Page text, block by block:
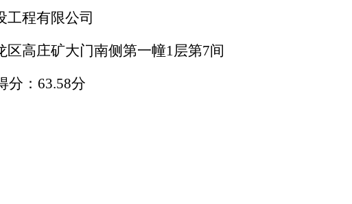
工程有限公司
区高庄矿大门南侧第一幢1层第7间
：63.58分